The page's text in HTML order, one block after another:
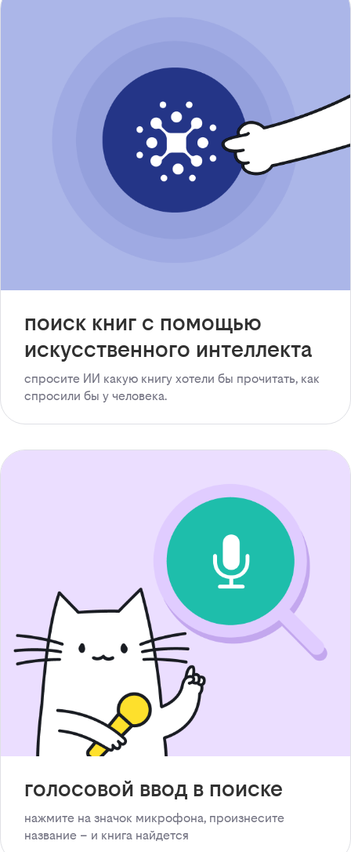
поиск книг с помощью
искусственного интеллекта
спросите ИИ какую книгу хотели бы прочитать, как
спросили бы у человека.
голосовой ввод в поиске
нажмите на значок микрофона, произнесите
название – и книга найдется